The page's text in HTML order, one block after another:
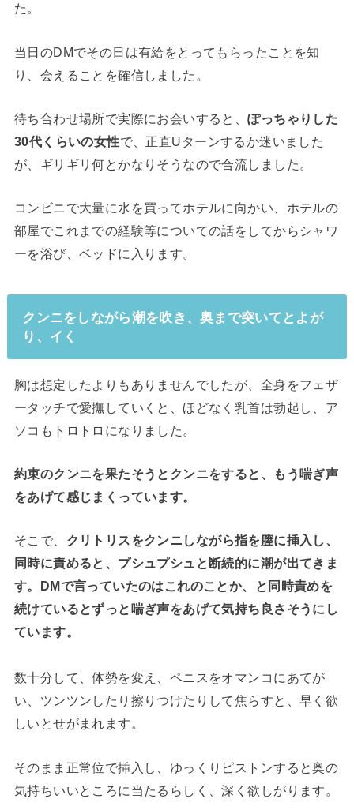
た。
当日のDMでその日は有給をとってもらったことを知
り、会えることを確信しました。
待ち合わせ場所で実際にお会いすると、ぽっちゃりした
30代くらいの女性で、正直Uターンするか迷いました
が、ギリギリ何とかなりそうなので合流しました。
コンビニで大量に水を買ってホテルに向かい、ホテルの
部屋でこれまでの経験等についての話をしてからシャワ
ーを浴び、ベッドに入ります。
クンニをしながら潮を吹き、奥まで突いてとよが
り、イく
胸は想定したよりもありませんでしたが、全身をフェザ
ータッチで愛撫していくと、ほどなく乳首は勃起し、ア
ソコもトロトロになりました。
約束のクンニを果たそうとクンニをすると、もう喘ぎ声
をあげて感じまくっています。
そこで、 クリトリスをクンニしながら指を膣に挿入し、
同時に責めると、プシュプシュと断続的に潮が出てきま
す。DMで言っていたのはこれのことか、と同時責めを
続けているとずっと喘ぎ声をあげて気持ち良さそうにし
ています。
数十分して、体勢を変え、ペニスをオマンコにあてが
い、ツンツンしたり擦りつけたりして焦らすと、早く欲
しいとせがまれます。
そのまま正常位で挿入し、ゆっくりピストンすると奥の
気持ちいいところに当たるらしく、深く欲しがります。